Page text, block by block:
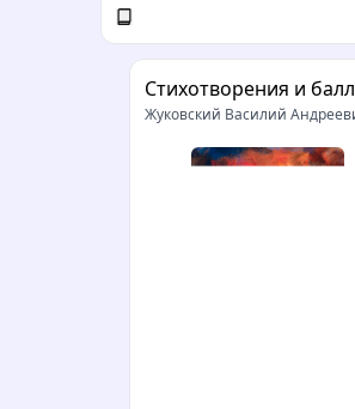
Стихотворения и
Жуковский Василий